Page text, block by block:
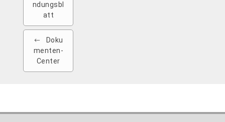
ndungsbl
att
Doku
menten-
Center